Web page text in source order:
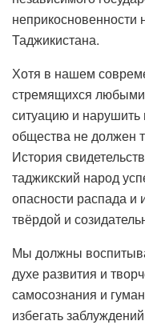
Таджикистана.
Хотя в нашем
стремящихся любыми
ситуацию и
общества не должен
История
таджикский народ
опасности распада и
твёрдой и
Мы должны
духе развития и
самосознания и
избегать